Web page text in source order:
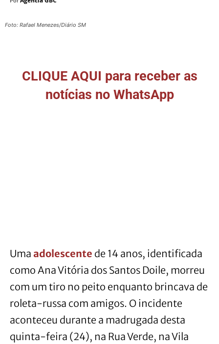
Foto: Rafael Menezes/Diário SM
CLIQUE AQUI para receber as
notícias no WhatsApp
Uma adolescente de 14 anos, identificada
como Ana Vitória dos Santos Doile, morreu
com um tiro no peito enquanto brincava de
roleta-russa com amigos. O incidente
aconteceu durante a madrugada desta
quinta-feira (24), na Rua Verde, na Vila